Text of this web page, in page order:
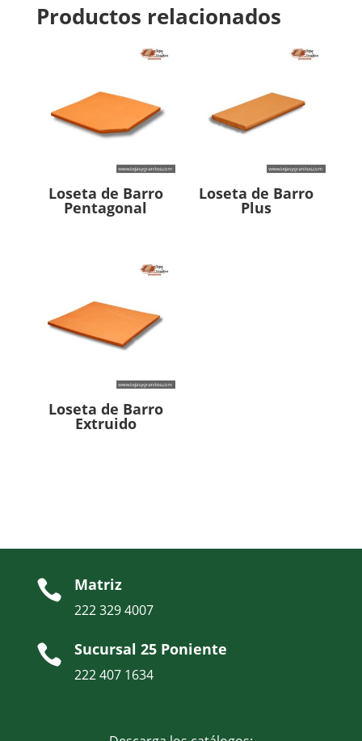
Productos relacionados
Loseta de Barro
Pentagonal
Loseta de Barro
Plus
Loseta de Barro
Extruido
 Matriz
222 329 4007
 Sucursal 25 Poniente
222 407 1634